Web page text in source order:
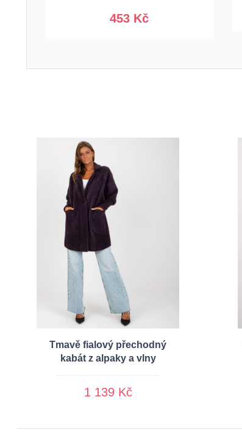
453 Kč
Tmavě fialový přechodný
kabát z alpaky a vlny
1 139 Kč